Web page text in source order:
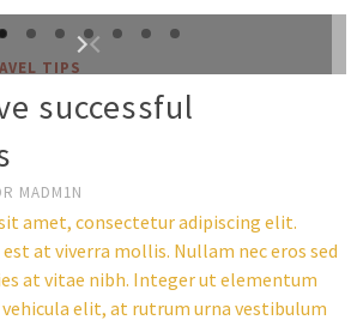
TIPS
successful
MADM1N
amet, consectetur adipiscing elit.
est at viverra mollis. Nullam nec eros sed
at vitae nibh. Integer ut elementum
vehicula elit, at rutrum urna vestibulum